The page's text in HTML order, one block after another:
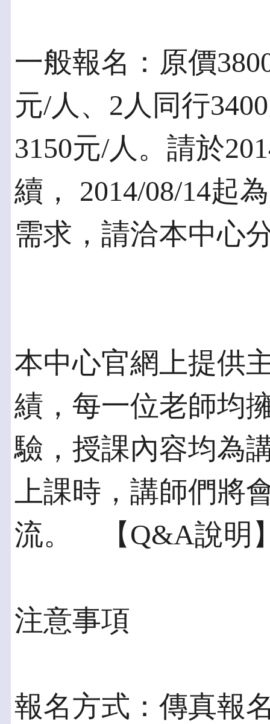
一般報名：原價
元/人、2人同行
3150元/人。請於
續， 2014/08/14起
需求，請洽本中心
本中心官網上提供
績，每一位老師均
驗，授課內容均為
上課時，講師們將
流。 【Q&A說明
注意事項
報名方式：傳真報